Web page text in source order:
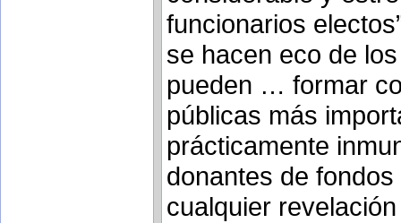
funcionarios
se hacen eco de
pueden … formar
públicas más
prácticamente
donantes de
cualquier